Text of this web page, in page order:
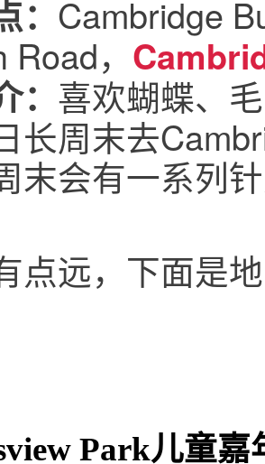
Cambridge
，
喜欢蝴蝶、
长周末去
末会有一系列
点远，下面是
Park儿童嘉